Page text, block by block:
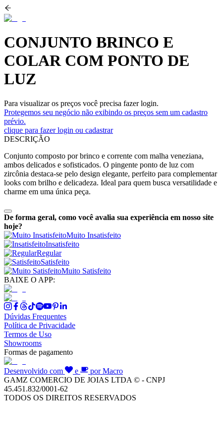
CONJUNTO BRINCO E
COLAR COM PONTO DE
LUZ
Para visualizar os preços você precisa fazer login.
Protegemos seu negócio não exibindo os preços sem um cadastro
prévio.
clique para fazer login ou cadastrar
DESCRIÇÃO
Conjunto composto por brinco e corrente com malha veneziana,
ambos delicados e sofisticados. O pingente ponto de luz com
zircônia destaca-se pelo design elegante, perfeito para complementar
looks com brilho e delicadeza. Ideal para quem busca versatilidade e
charme em uma única peça.
De forma geral, como você avalia sua experiência em nosso site
hoje?
Muito Insatisfeito
Insatisfeito
Regular
Satisfeito
Muito Satisfeito
BAIXE O APP:
Dúvidas Frequentes
Política de Privacidade
Termos de Uso
Showrooms
Formas de pagamento
Desenvolvido com e
por Macro
GAMZ COMERCIO DE JOIAS LTDA © - CNPJ
45.451.832/0001-62
TODOS OS DIREITOS RESERVADOS